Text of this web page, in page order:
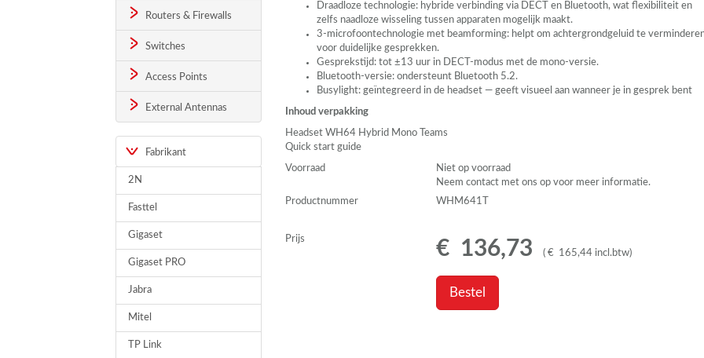
Routers & Firewalls
Switches
Access Points
External Antennas
Fabrikant
2N
Fasttel
Gigaset
Gigaset PRO
Jabra
Mitel
TP Link
Draadloze technologie: hybride verbinding via DECT
en Bluetooth, wat flexibiliteit en
zelfs naadloze wisseling tussen apparaten mogelijk maakt.
3-microfoontechnologie met beamforming: helpt om achtergrondgeluid te
voor duidelijke gesprekken.
Gesprekstijd: tot ±13 uur in DECT -modus met de mono-versie.
Bluetooth-versie: ondersteunt Bluetooth 5.2.
Busylight: geïntegreerd in de headset — geeft visueel aan wanneer je in gesprek bent
Inhoud verpakking
Headset WH64 Hybrid Mono Teams
Quick start guide
Voorraad
Niet op voorraad
Neem contact met ons op voor meer informatie.
Productnummer
WHM641T
Prijs € 136,73 ( € 165,44 incl.btw)
Bestel